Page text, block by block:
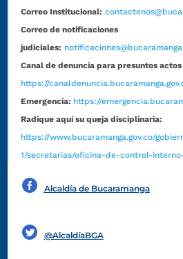
Correo Institucional:
Correo de notificaciones
judiciales:
Canal de denuncia para presuntos
https://
Emergencia: https://
Radique aquí su queja disciplinaria:
https://www.bucaramanga.gov.co/
1/secretarias/oficina-de-control-
Alcaldía de Bucaramanga
@AlcaldíaBGA